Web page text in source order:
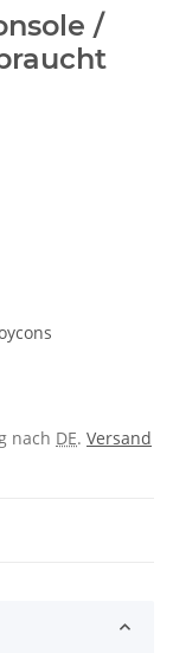
/
nach DE. Versand